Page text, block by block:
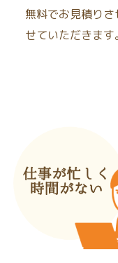
無料でお見積り
せていただきます。